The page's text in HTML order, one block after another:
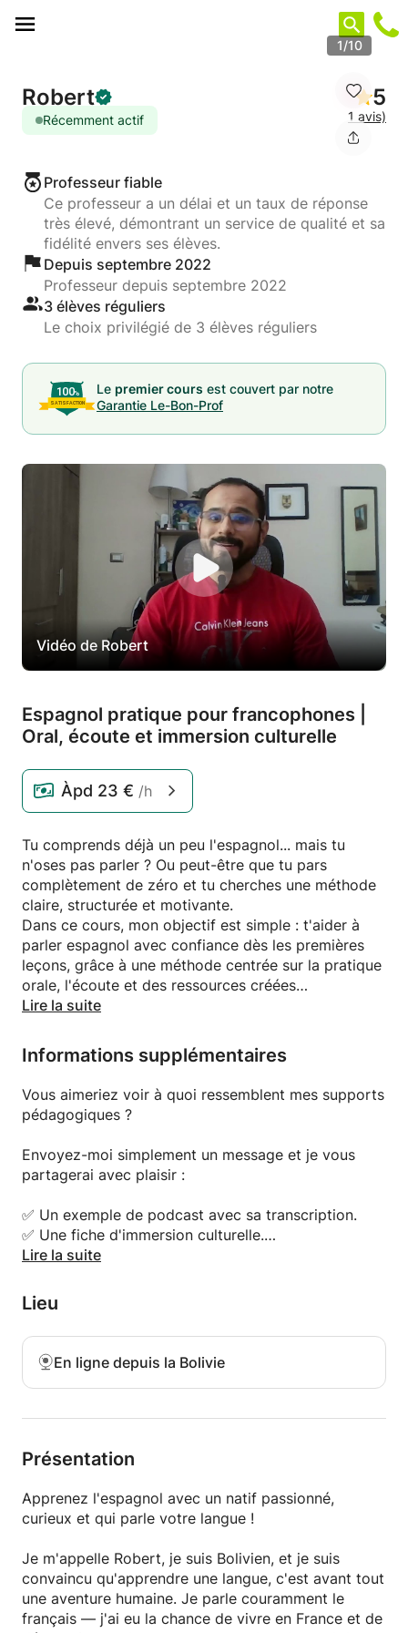
1/10
Robert
Récemment actif
5
1 avis)
Professeur fiable
Ce professeur a un délai et un taux de réponse
très élevé, démontrant un service de qualité et sa
fidélité envers ses élèves.
Depuis septembre 2022
Professeur depuis septembre 2022
3 élèves réguliers
Le choix privilégié de 3 élèves réguliers
Le premier cours est couvert par notre
Garantie Le-Bon-Prof
Vidéo de Robert
Espagnol pratique pour francophones |
Oral, écoute et immersion culturelle
Àpd 23 € /h
Tu comprends déjà un peu l'espagnol... mais tu
n'oses pas parler ? Ou peut-être que tu pars
complètement de zéro et tu cherches une méthode
claire, structurée et motivante.
Dans ce cours, mon objectif est simple : t'aider à
parler espagnol avec confiance dès les premières
leçons, grâce à une méthode centrée sur la pratique
orale, l'écoute et des ressources créées
spécialement pour les francophones.
Beaucoup d'étudiants passent des mois à apprendre
des règles sans réussir à tenir une conversation. Ici,
nous faisons l'inverse. Chaque cours est conçu pour
te faire utiliser l'espagnol activement : tu écoutes, tu
répètes, tu participes à des dialogues et tu mets
immédiatement en pratique ce que tu apprends.
La grammaire est présente, mais toujours expliquée
simplement et accompagnée d'exemples concrets.
Elle sert à communiquer, pas à mémoriser des
tableaux compliqués.
visuels.
✅ De nombreux exemples et répétitions pour fixer
naturellement les structures.
✅ Du vocabulaire utile et réutilisable dans la vie
réelle.
possible pendant le cours.
matériel complémentaire :
🎧 Des podcasts en espagnol adaptés à ton niveau.
📄 Des transcriptions pour suivre facilement l'audio.
Lire la suite
Informations supplémentaires
Vous aimeriez voir à quoi ressemblent mes supports
pédagogiques ?
Envoyez-moi simplement un message et je vous
partagerai avec plaisir :
✅ Un exemple de podcast avec sa transcription.
✅ Une fiche d'immersion culturelle.
✅ Un exemple de cours complet avec exercices et
Vous pourrez ainsi découvrir ma méthode et la
qualité du matériel avant même notre première
leçon.
Lire la suite
Lieu
En ligne depuis la Bolivie
Présentation
Apprenez l'espagnol avec un natif passionné,
curieux et qui parle votre langue !
Je m'appelle Robert, je suis Bolivien, et je suis
convaincu qu'apprendre une langue, c'est avant tout
une aventure humaine. Je parle couramment le
français — j'ai eu la chance de vivre en France et de